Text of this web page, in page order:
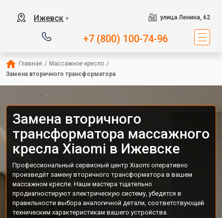
Ижевск ▼ улица Ленина, 62
+7 (800) 100-74-96
Главная / Массажное кресло /
Замена вторичного трансформатора
Замена вторичного
трансформатора массажного
кресла Xiaomi в Ижевске
Профессиональный сервисный центр Xiaomi оперативно
произведёт замену вторичного трансформатора в вашем
массажном кресле. Наши мастера тщательно
продиагностируют электрическую систему, убедятся в
правильности выбора аналогичной детали, соответствующей
техническим характеристикам вашего устройства.